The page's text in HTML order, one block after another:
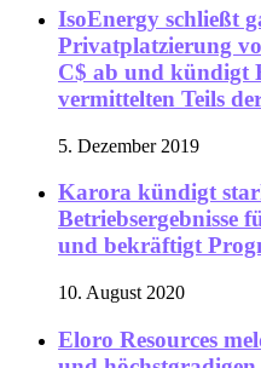
IsoEnergy schließt
Privatplatzierung
C$ ab und kündigt
vermittelten Teils
5. Dezember 2019
Karora kündigt
Betriebsergebnisse
und bekräftigt
10. August 2020
Eloro Resources